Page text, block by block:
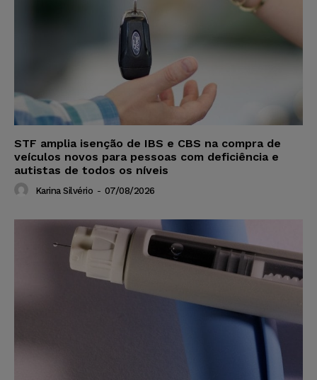
STF amplia isenção de IBS e CBS na compra de
veículos novos para pessoas com deficiência e
autistas de todos os níveis
Karina Silvério - 07/08/2026